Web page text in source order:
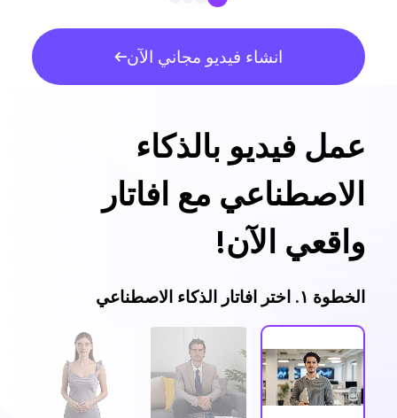
انشاء فيديو مجاني الآن
عمل فيديو بالذكاء
الاصطناعي مع افاتار
واقعي الآن!
الخطوة ١. اختر افاتار الذكاء الاصطناعي